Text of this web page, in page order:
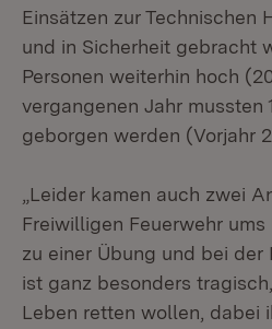
Einsätzen zur Technischen
und in Sicherheit gebracht
Personen weiterhin hoch
vergangenen Jahr mussten
geborgen werden (Vorjahr
„Leider kamen auch zwei
Freiwilligen Feuerwehr
zu einer Übung und bei der
ist ganz besonders
Leben retten wollen, dabei